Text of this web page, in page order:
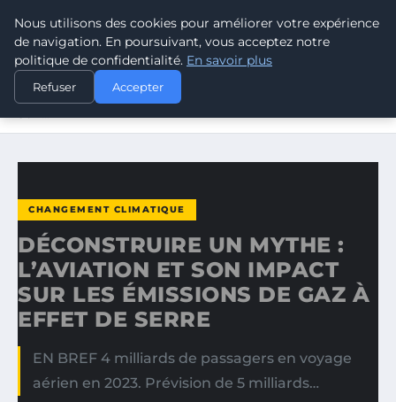
CLIMATE RESPONSE BLOG
ACCUEIL
CHANGEMENT CLIMATIQUE
DÉCONSTRUIRE UN MYTHE : L’AVIATION ET SON IMPACT
CHANGEMENT CLIMATIQUE
DÉCONSTRUIRE UN MYTHE :
L’AVIATION ET SON IMPACT
SUR LES ÉMISSIONS DE GAZ À
EFFET DE SERRE
EN BREF 4 milliards de passagers en voyage
aérien en 2023. Prévision de 5 milliards…
Nous utilisons des cookies pour améliorer votre expérience
de navigation. En poursuivant, vous acceptez notre
politique de confidentialité. En savoir plus
Refuser Accepter